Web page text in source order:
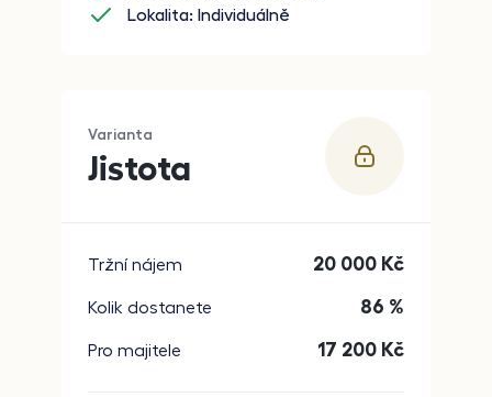
Lokalita: Individuálně
Varianta
Jistota
Tržní nájem 20 000 Kč
Kolik dostanete 86 %
Pro majitele 17 200 Kč